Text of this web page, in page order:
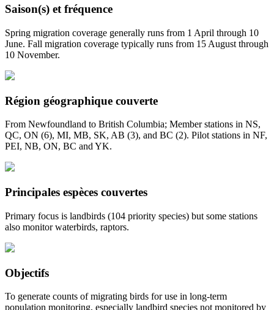
Saison(s) et fréquence
Spring migration coverage generally runs from 1 April through 10
June. Fall migration coverage typically runs from 15 August through
10 November.
Région géographique couverte
From Newfoundland to British Columbia; Member stations in NS,
QC, ON (6), MI, MB, SK, AB (3), and BC (2). Pilot stations in NF,
PEI, NB, ON, BC and YK.
Principales espèces couvertes
Primary focus is landbirds (104 priority species) but some stations
also monitor waterbirds, raptors.
Objectifs
To generate counts of migrating birds for use in long-term
population monitoring, especially landbird species not monitored by